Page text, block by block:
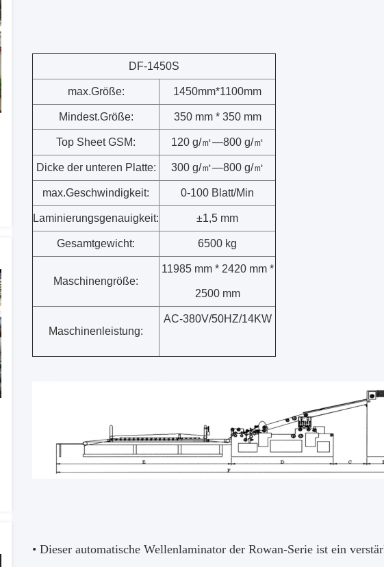
DF-1450S
max.Größe: 1450mm*1100mm
Mindest.Größe: 350 mm * 350 mm
Top Sheet GSM: 120 g/㎡—800 g/㎡
Dicke der unteren Platte: 300 g/㎡—800 g/㎡
max.Geschwindigkeit: 0-100 Blatt/Min
Laminierungsgenauigkeit: ±1,5 mm
Gesamtgewicht: 6500 kg
Maschinengröße:
11985 mm * 2420 mm *
2500 mm
Maschinenleistung:
AC-380V/50HZ/14KW
• Dieser automatische Wellenlaminator der Rowan-Serie ist ein